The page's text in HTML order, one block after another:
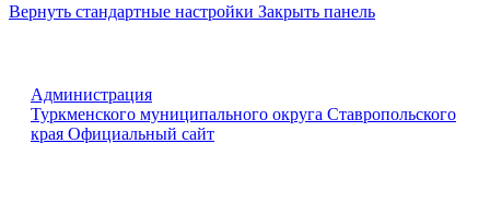
Вернуть стандартные настройки Закрыть панель
Администрация
Туркменского муниципального округа Ставропольского
края Официальный сайт